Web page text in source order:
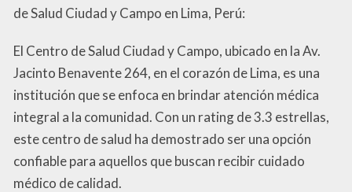
de Salud Ciudad y Campo en Lima, Perú:
El Centro de Salud Ciudad y Campo, ubicado en la Av.
Jacinto Benavente 264, en el corazón de Lima, es una
institución que se enfoca en brindar atención médica
integral a la comunidad. Con un rating de 3.3 estrellas,
este centro de salud ha demostrado ser una opción
confiable para aquellos que buscan recibir cuidado
médico de calidad.